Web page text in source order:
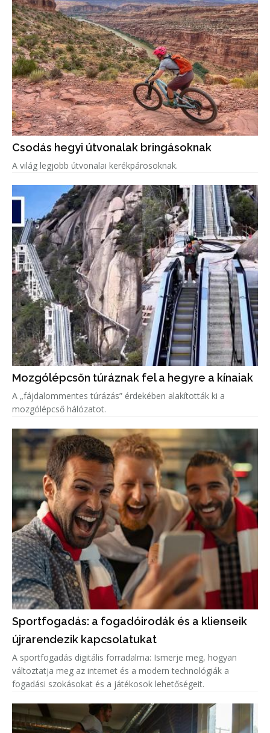
Csodás hegyi útvonalak bringásoknak
A világ legjobb útvonalai kerékpárosoknak.
Mozgólépcsőn túráznak fel a hegyre a kínaiak
A „fájdalommentes túrázás” érdekében alakították ki a
mozgólépcső hálózatot.
Sportfogadás: a fogadóirodák és a klienseik
újrarendezik kapcsolatukat
A sportfogadás digitális forradalma: Ismerje meg, hogyan
változtatja meg az internet és a modern technológiák a
fogadási szokásokat és a játékosok lehetőségeit.